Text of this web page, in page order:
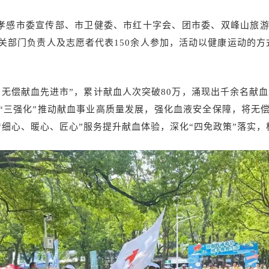
感市委宣传部、市卫健委、市红十字会、团市委、双峰山旅
部门负责人及志愿者代表150余人参加，活动以健康运动的
偿献血先进市”，累计献血人次突破80万，涌现出千余名献
强化”推动献血事业高质量发展，强化血液安全保障，将无
心、暖心、匠心”服务提升献血体验，深化“四免政策”落实